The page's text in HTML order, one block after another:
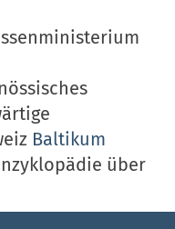
Baltikum
über